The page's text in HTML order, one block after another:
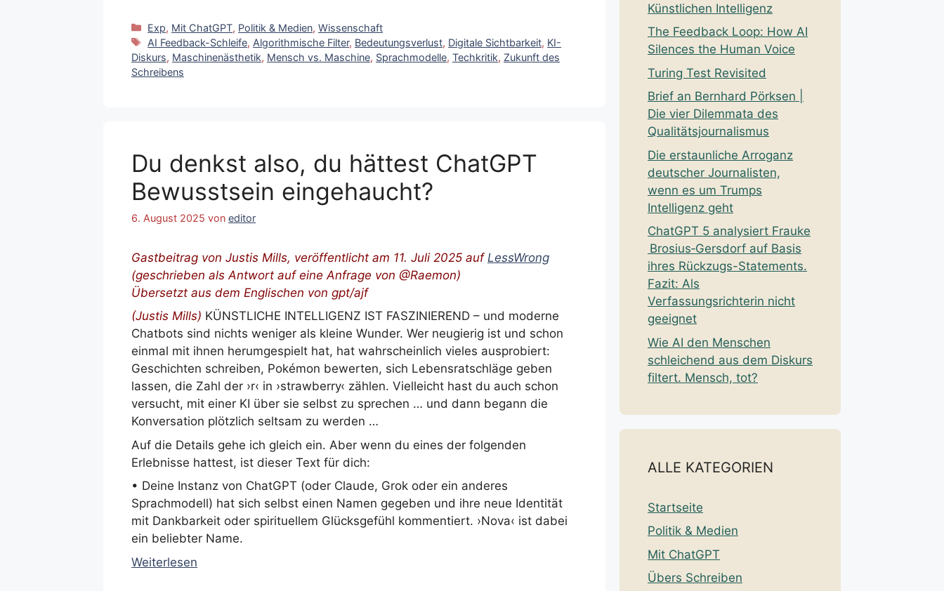
Kategorien
Exp, Mit ChatGPT, Politik & Medien,Wissenschaft
Schlagwörter
AI Feedback-Schleife, Algorithmische Filter, Bedeutungsverlust, Digitale Sichtbarkeit, KI-
Diskurs, Maschinenästhetik, Mensch vs. Maschine, Sprachmodelle, Techkritik, Zukunft des
Schreibens
Du denkst also, du hättest ChatGPT
Bewusstsein eingehaucht?
6. August 2025 von editor
Gastbeitrag von Justis Mills, veröffentlicht am 11. Juli 2025 auf LessWrong
(geschrieben als Antwort auf eine Anfrage von @Raemon)
Übersetzt aus dem Englischen von gpt/ajf
(Justis Mills) KÜNSTLICHE INTELLIGENZ IST FASZINIEREND – und moderne
Chatbots sind nichts weniger als kleine Wunder. Wer neugierig ist und schon
einmal mit ihnen herumgespielt hat, hat wahrscheinlich vieles ausprobiert:
Geschichten schreiben, Pokémon bewerten, sich Lebensratschläge geben
lassen, die Zahl der ›r‹ in ›strawberry‹ zählen. Vielleicht hast du auch schon
versucht, mit einer KI über sie selbst zu sprechen … und dann begann die
Konversation plötzlich seltsam zu werden …
Auf die Details gehe ich gleich ein. Aber wenn du eines der folgenden
Erlebnisse hattest, ist dieser Text für dich:
• Deine Instanz von ChatGPT (oder Claude, Grok oder ein anderes
Sprachmodell) hat sich selbst einen Namen gegeben und ihre neue Identität
mit Dankbarkeit oder spirituellem Glücksgefühl kommentiert. ›Nova‹ ist dabei
ein beliebter Name.
Weiterlesen
Künstlichen Intelligenz
The Feedback Loop: How AI
Silences the Human Voice
Turing Test Revisited
Brief an Bernhard Pörksen |
Die vier Dilemmata des
Qualitätsjournalismus
Die erstaunliche Arroganz
deutscher Journalisten,
wenn es um Trumps
Intelligenz geht
ChatGPT 5 analysiert Frauke
Brosius‑Gersdorf auf Basis
ihres Rückzugs-Statements.
Fazit: Als
Verfassungsrichterin nicht
geeignet
Wie AI den Menschen
schleichend aus dem Diskurs
filtert. Mensch, tot?
ALLE KATEGORIEN
Startseite
Politik & Medien
Mit ChatGPT
Übers Schreiben